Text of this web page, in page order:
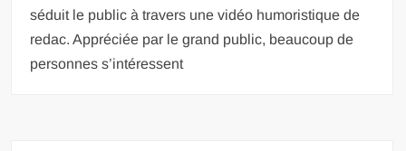
séduit le public à travers une vidéo humoristique de
redac. Appréciée par le grand public, beaucoup de
personnes s’intéressent